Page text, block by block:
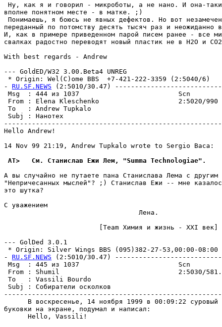
Ну, как я и говорил - микроботы, а не нано. И она-таки
вполне понятном месте - в матке. ;)
Понимаешь, я боюсь не явных дефектов. Hо вот
переданный по потомству десять тысяч раз и неожиданно
И, как в примере приведенном парой писем ранее - все
свалках радостно переводят новый пластик не в H2O и
With best regards - Andrew
--- GoldED/W32 3.00.Beta4 UNREG
* Origin: Wel(C)ome BBS  +7-421-222-3359 (2:5040/6)
- RU.SF.NEWS (2:5010/30.47)
Msg  : 444 из 1037
From : Elena Kleschenko                    2:5020/990
To   : Andrew Tupkalo
Subj :
Hello Andrew!
14 Nov 99 21:19, Andrew Tupkalo wrote to Sergio Baca:
AT>   См. Станислав Ежи Лем, "Summa Technologiae".
А вы случайно не путаете пана Станислава Лема с другим
"Непричесанных мыслей"? ;) Станислав Ежи -- мне
это шутка?
С уважением
                                  Лeнa.
                        [Team Химия и жизнь - XXI век]
--- GolDed 3.0.1
* Origin: Silver Wings BBS (095)382-27-53,00:00-08:00
- RU.SF.NEWS (2:5010/30.47)
Msg  : 445 из 1037
From : Shumil                              2:5030/
To   : Vassili Bourdo
Subj : Собиратели
В воскресенье, 14 ноябpя 1999 в 00:09:22 суровый
буковки на экране, подумал и написал:
      Hello, Vassili!